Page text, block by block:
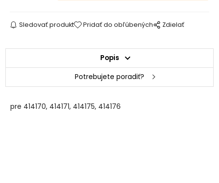
Sledovať produkt Pridať do obľúbených Zdielať
Popis
Potrebujete poradiť?
pre 414170, 414171, 414175, 414176